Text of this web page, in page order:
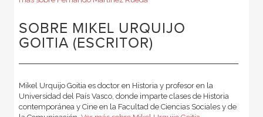
SOBRE MIKEL URQUIJO
GOITIA (ESCRITOR)
Mikel Urquijo Goitia es doctor en Historia y profesor en la
Universidad del País Vasco, donde imparte clases de Historia
contemporánea y Cine en la Facultad de Ciencias Sociales y de